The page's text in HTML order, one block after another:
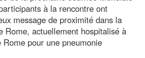
à la rencontre ont
message de proximité dans la
Rome, actuellement hospitalisé à
pour une pneumonie